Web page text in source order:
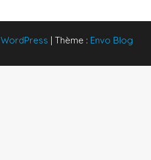
WordPress | Thème : Envo Blog